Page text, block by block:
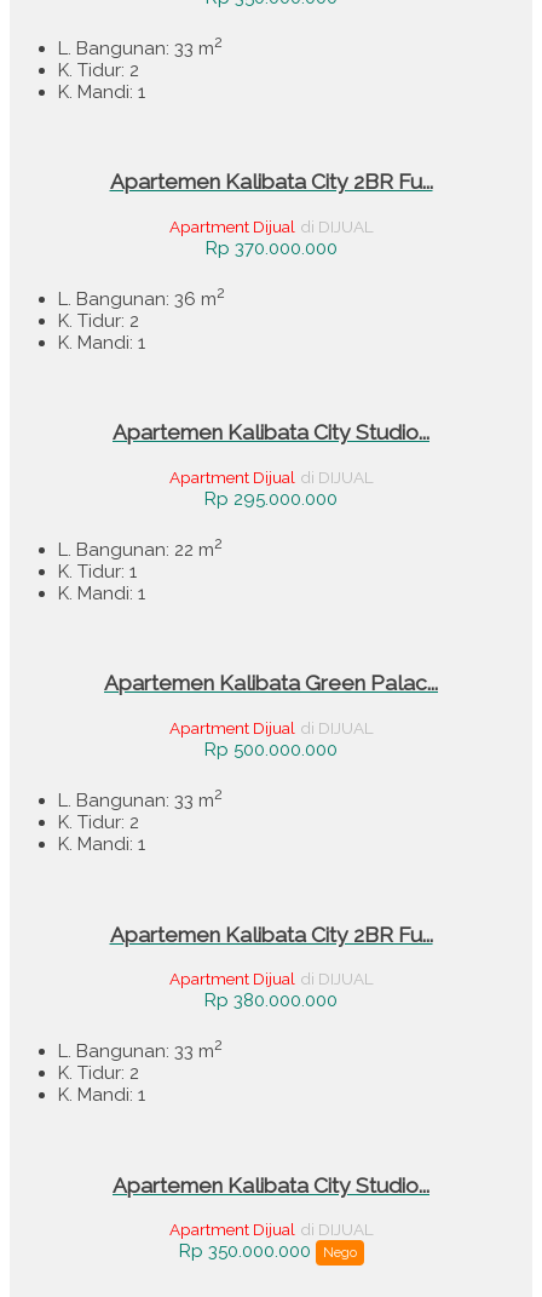
L. Bangunan: 33 m2
K. Tidur: 2
K. Mandi: 1
Apartemen Kalibata City 2BR Fu...
Apartment Dijual di DIJUAL
Rp 370.000.000
L. Bangunan: 36 m2
K. Tidur: 2
K. Mandi: 1
Apartemen Kalibata City Studio...
Apartment Dijual di DIJUAL
Rp 295.000.000
L. Bangunan: 22 m2
K. Tidur: 1
K. Mandi: 1
Apartemen Kalibata Green Palac...
Apartment Dijual di DIJUAL
Rp 500.000.000
L. Bangunan: 33 m2
K. Tidur: 2
K. Mandi: 1
Apartemen Kalibata City 2BR Fu...
Apartment Dijual di DIJUAL
Rp 380.000.000
L. Bangunan: 33 m2
K. Tidur: 2
K. Mandi: 1
Apartemen Kalibata City Studio...
Apartment Dijual di DIJUAL
Rp 350.000.000 Nego